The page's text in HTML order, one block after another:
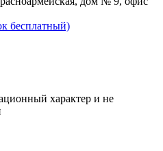
бесплатный)
характер и не